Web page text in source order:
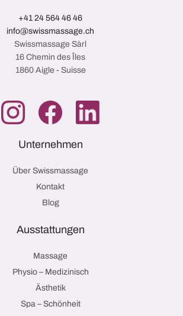
+41 24 564 46 46
info@swissmassage.ch
Swissmassage Sàrl
16 Chemin des Îles
1860 Aigle - Suisse
Unternehmen
Über Swissmassage
Kontakt
Blog
Ausstattungen
Massage
Physio – Medizinisch
Ästhetik
Spa – Schönheit